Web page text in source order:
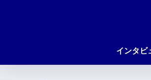
インタビ